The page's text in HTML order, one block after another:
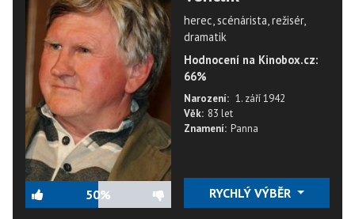
50%
herec, scénárista, režisér,
dramatik
Hodnocení na Kinobox.cz:
66%
Narození: 1. září 1942
Věk: 83 let
Znamení: Panna
RYCHLÝ VÝBĚR